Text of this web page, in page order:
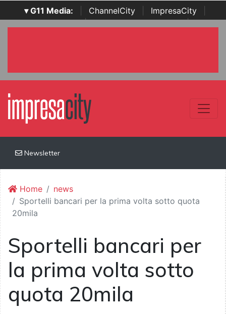
▾ G11 Media: ChannelCity ImpresaCity
SecurityOpenLab | Italian Channel Awards | Italian
Newsletter
Home
news
Sportelli bancari per la prima volta sotto quota
20mila
Sportelli bancari per
la prima volta sotto
quota 20mila